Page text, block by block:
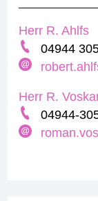
Herr R. Ahlfs
04944
Herr R.
04944-